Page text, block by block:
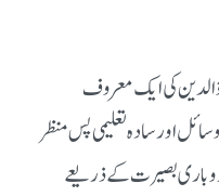
کی ایک معروف
اور سادہ تعلیمی پس منظر
بصیرت کے ذریعے